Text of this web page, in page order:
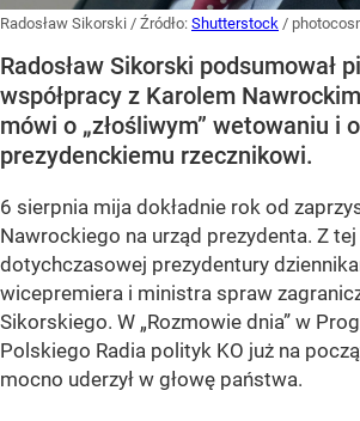
Radosław Sikorski / Źródło: Shutterstock /
Radosław Sikorski podsumował
współpracy z Karolem
mówi o „złośliwym” wetowaniu i
prezydenckiemu rzecznikowi.
6 sierpnia mija dokładnie rok od
Nawrockiego na urząd prezydenta. Z
dotychczasowej prezydentury
wicepremiera i ministra spraw
Sikorskiego. W „Rozmowie dnia” w
Polskiego Radia polityk KO już na
mocno uderzył w głowę państwa.